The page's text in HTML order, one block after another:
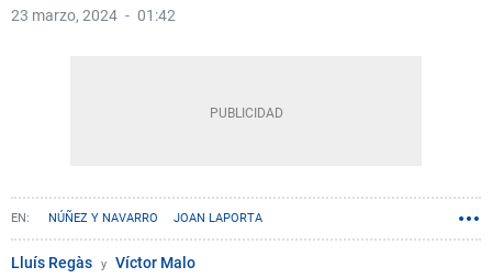
23 marzo, 2024 01:42
NÚÑEZ Y NAVARRO JOAN LAPORTA
Lluís Regàs Víctor Malo